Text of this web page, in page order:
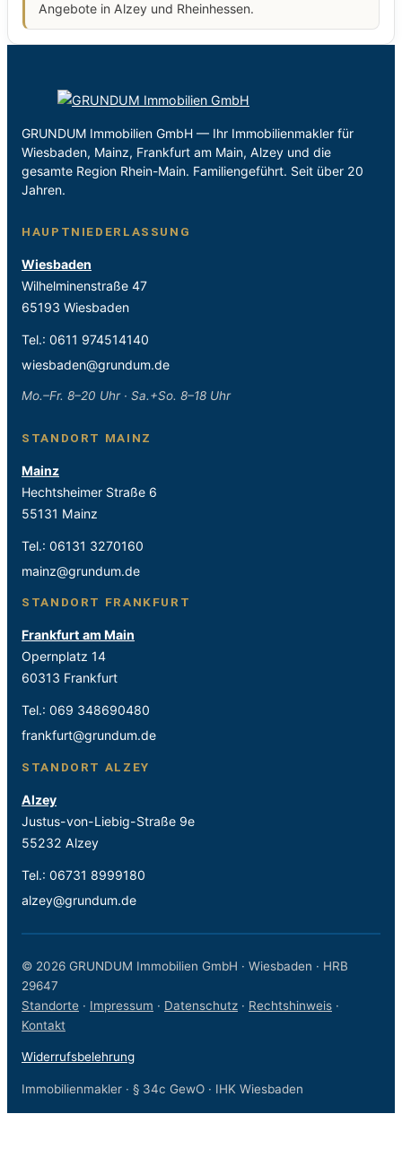
Angebote in Alzey und Rheinhessen.
GRUNDUM Immobilien GmbH — Ihr Immobilienmakler für
Wiesbaden, Mainz, Frankfurt am Main, Alzey und die
gesamte Region Rhein-Main. Familiengeführt. Seit über 20
Jahren.
HAUPTNIEDERLASSUNG
Wiesbaden
Wilhelminenstraße 47
65193 Wiesbaden
Tel.: 0611 974514140
wiesbaden@grundum.de
Mo.–Fr. 8–20 Uhr · Sa.+So. 8–18 Uhr
STANDORT MAINZ
Mainz
Hechtsheimer Straße 6
55131 Mainz
Tel.: 06131 3270160
mainz@grundum.de
STANDORT FRANKFURT
Frankfurt am Main
Opernplatz 14
60313 Frankfurt
Tel.: 069 348690480
frankfurt@grundum.de
STANDORT ALZEY
Alzey
Justus-von-Liebig-Straße 9e
55232 Alzey
Tel.: 06731 8999180
alzey@grundum.de
© 2026 GRUNDUM Immobilien GmbH · Wiesbaden · HRB
29647
Standorte · Impressum · Datenschutz · Rechtshinweis ·
Kontakt
Widerrufsbelehrung
Immobilienmakler · § 34c GewO · IHK Wiesbaden